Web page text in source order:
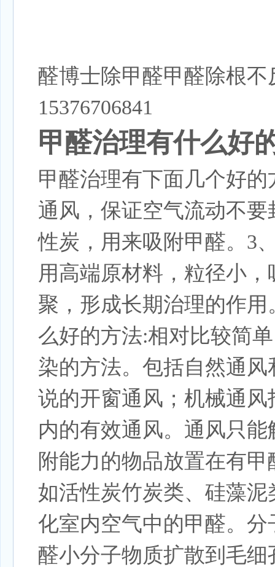
醛博士除甲醛甲醛除根
15376706841
甲醛治理有什么好
甲醛治理有下面几个好
通风，保证空气流动不
性炭，用来吸附甲醛。3
用高端原材料，粒径小
聚，形成长期治理的作
么好的方法:相对比较简
染的方法。包括自然通
说的开窗通风；机械通
内的有效通风。通风只
附能力的物品放置在有
如活性炭竹炭类、硅藻
化室内空气中的甲醛。
醛小分子物质扩散到毛